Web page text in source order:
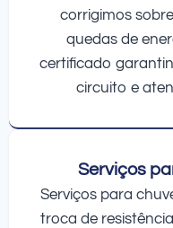
corrigimos
quedas de
certificado
circuito e
Serviços
Serviços para
troca de